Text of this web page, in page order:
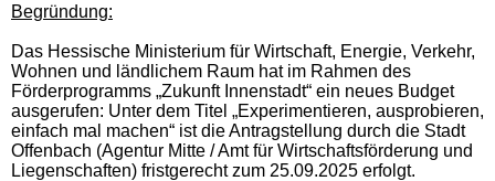
Begründung:
Das Hessische Ministerium für Wirtschaft, Energie, Verkehr,
Wohnen und ländlichem Raum hat im Rahmen des
Förderprogramms „Zukunft Innenstadt“ ein neues Budget
ausgerufen: Unter dem Titel „Experimentieren, ausprobieren,
einfach mal machen“ ist die Antragstellung durch die Stadt
Offenbach (Agentur Mitte / Amt für Wirtschaftsförderung und
Liegenschaften) fristgerecht zum 25.09.2025 erfolgt.